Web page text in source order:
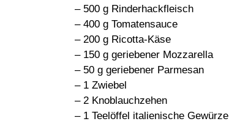
– 500 g Rinderhackfleisch
– 400 g Tomatensauce
– 200 g Ricotta-Käse
– 150 g geriebener Mozzarella
– 50 g geriebener Parmesan
– 1 Zwiebel
– 2 Knoblauchzehen
– 1 Teelöffel italienische Gewürze